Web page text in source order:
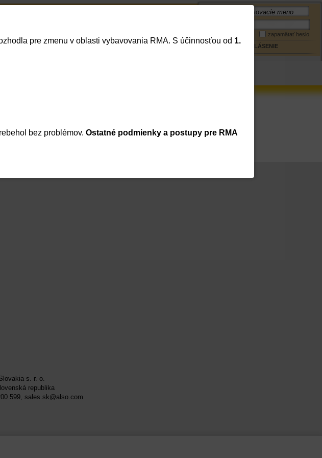
heslo Zabudnuté heslo
Košík Prihlásenie
zapamätať heslo
PRIHLÁSENIE
s. r. o.
republika
599, sales.sk@also.com
pre zmenu v oblasti vybavovania RMA. S účinnosťou od 1.
bez problémov. Ostatné podmienky a postupy pre RMA